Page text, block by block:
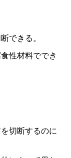
できる。
性材料ででき
切断するのに